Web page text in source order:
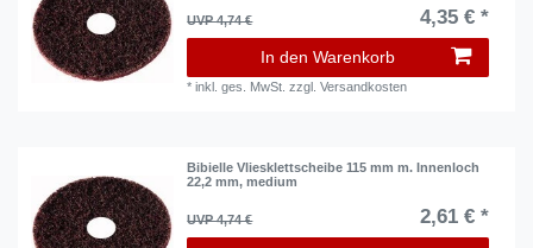
UVP 4,74 €
4,35 € *
In den Warenkorb
*inkl. ges. MwSt. zzgl.Versandkosten
Bibielle Vliesklettscheibe 115 mm m. Innenloch
22,2 mm, medium
UVP 4,74 € 2,61 € *